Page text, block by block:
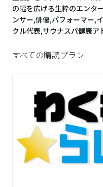
の幅を広げる生粋のエンタ
ンサー,俳優,パフォーマー,
クル代表,サウナスパ健康ア
すべての購読プラン